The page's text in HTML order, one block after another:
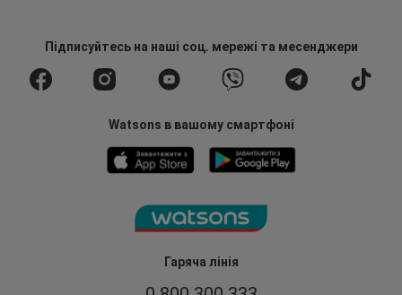
Гаряча лінія
Підписуйтесьна наші соц. мережі та месенджери
Watsons в вашому смартфоні